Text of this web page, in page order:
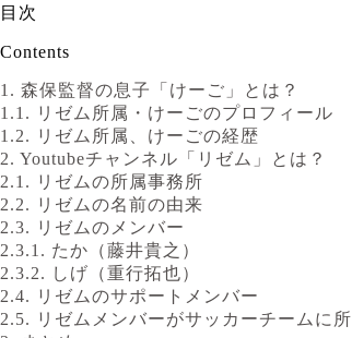
目次
Contents
1. 森保監督の息子「けーご」とは？
1.1. リゼム所属・けーごのプロフィール
1.2. リゼム所属、けーごの経歴
2. Youtubeチャンネル「リゼム」とは？
2.1. リゼムの所属事務所
2.2. リゼムの名前の由来
2.3. リゼムのメンバー
2.3.1. たか（藤井貴之）
2.3.2. しげ（重行拓也）
2.4. リゼムのサポートメンバー
2.5. リゼムメンバーがサッカーチームに